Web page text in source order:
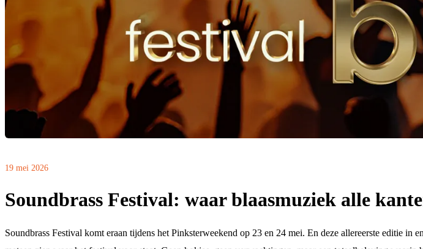
19 mei 2026
Soundbrass Festival: waar blaasmuziek alle
Soundbrass Festival komt eraan tijdens het Pinksterweekend op 23 en 24 mei. En deze allereerste editie in